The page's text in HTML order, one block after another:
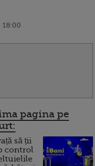
18:00
pagina pe
să ții
control